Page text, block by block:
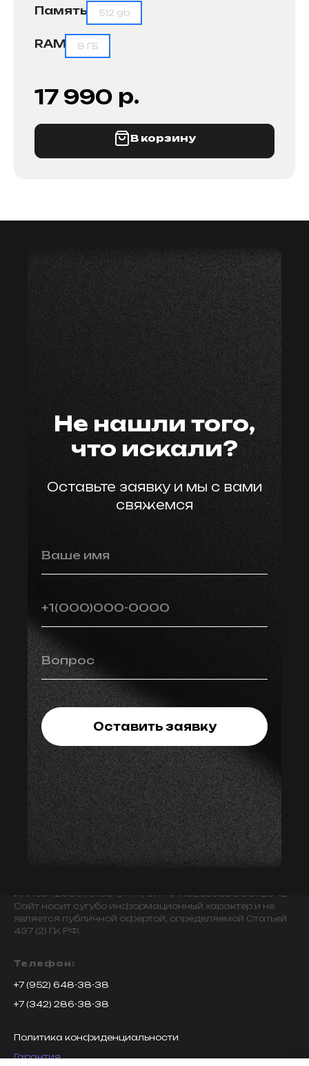
17 990 р.
Память 512 gb
RAM 8 ГБ
В корзину
Не нашли того,
что искали?
Оставьте заявку и мы с вами
свяжемся
Ваше имя
+1(000)000-0000
Вопрос
Оставить заявку
ИНН594203076109 ОГРН/ОГРНИП325595800072942
Сайт носит сугубо информационный характер и не
является публичной офертой, определяемой Статьей
437 (2) ГК РФ.
Телефон:
+7 (952) 648-38-38
+7 (342) 286-38-38
Политика конфиденциальности
Гарантия